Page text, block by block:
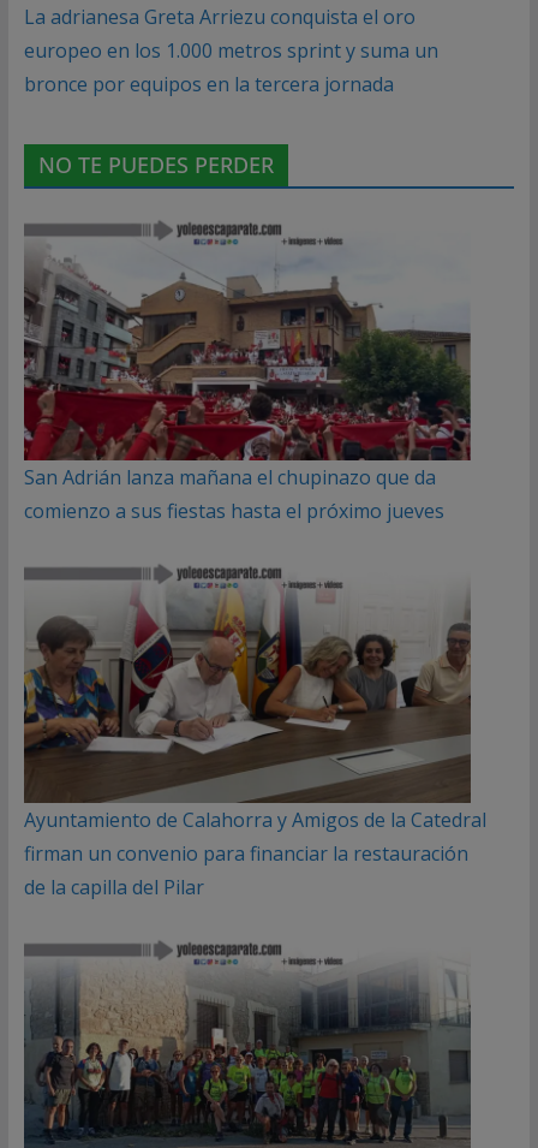
La adrianesa Greta Arriezu conquista el oro
europeo en los 1.000 metros sprint y suma un
bronce por equipos en la tercera jornada
NO TE PUEDES PERDER
San Adrián lanza mañana el chupinazo que da
comienzo a sus fiestas hasta el próximo jueves
Ayuntamiento de Calahorra y Amigos de la Catedral
firman un convenio para financiar la restauración
de la capilla del Pilar